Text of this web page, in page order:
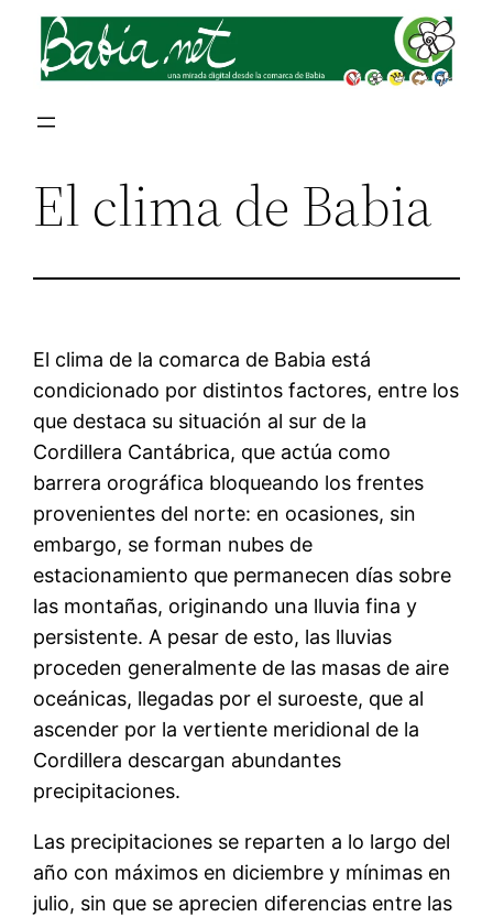
Saltar
contenido
El clima de Babia
El clima de la comarca de Babia está
condicionado por distintos factores, entre los
que destaca su situación al sur de la
Cordillera Cantábrica, que actúa como
barrera orográfica bloqueando los frentes
provenientes del norte: en ocasiones, sin
embargo, se forman nubes de
estacionamiento que permanecen días sobre
las montañas, originando una lluvia fina y
persistente. A pesar de esto, las lluvias
proceden generalmente de las masas de aire
oceánicas, llegadas por el suroeste, que al
ascender por la vertiente meridional de la
Cordillera descargan abundantes
precipitaciones.
Las precipitaciones se reparten a lo largo del
año con máximos en diciembre y mínimas en
julio, sin que se aprecien diferencias entre las